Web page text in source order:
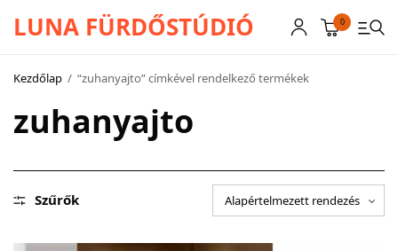
LUNA FÜRDŐSTÚDIÓ 0
Kezdőlap / “zuhanyajto” címkével rendelkező termékek
zuhanyajto
Szűrők
CSAPTELEPEK
SCHWAB